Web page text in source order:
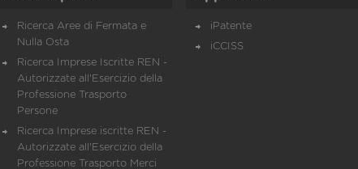
Ricerca Aree di Fermata e
Nulla Osta
Ricerca Imprese Iscritte REN -
Autorizzate all'Esercizio della
Professione Trasporto
Persone
Ricerca Imprese iscritte REN -
Autorizzate all'Esercizio della
Professione Trasporto Merci
iPatente
iCCISS